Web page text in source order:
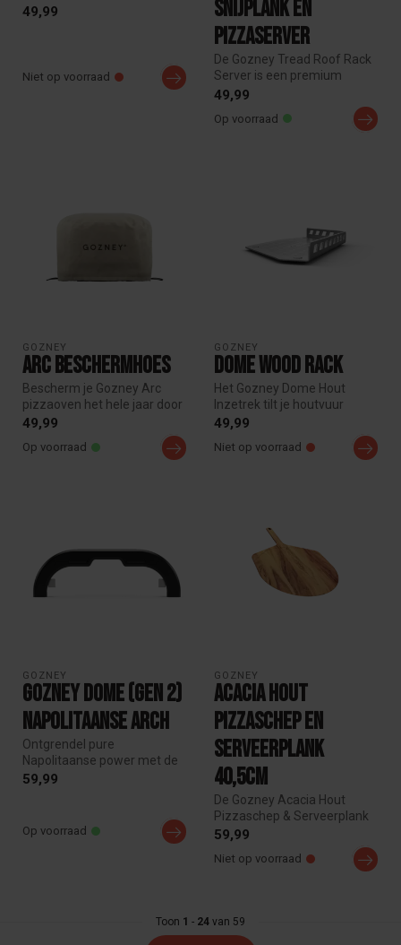
om hout in je oven te
49,99
Niet op voorraad
snijplank en
pizzaserver
De Gozney Tread Roof Rack
Server is een premium
snijplank en pizzaserver,
49,99
Op voorraad
GOZNEY
Arc Beschermhoes
Bescherm je Gozney Arc
pizzaoven het hele jaar door
met deze weerbestendige
49,99
Op voorraad
GOZNEY
Dome Wood Rack
Het Gozney Dome Hout
Inzetrek tilt je houtvuur
boven de ovenvloer voor een
49,99
Niet op voorraad
GOZNEY
Gozney Dome (Gen 2)
Napolitaanse Arch
Ontgrendel pure
Napolitaanse power met de
Gozney Dome (Gen 2)
59,99
Op voorraad
GOZNEY
Acacia Hout
Pizzaschep en
serveerplank
40,5cm
De Gozney Acacia Hout
Pizzaschep & Serveerplank
is de ideale keuze voor
59,99
Niet op voorraad
Toon 1 - 24 van 59